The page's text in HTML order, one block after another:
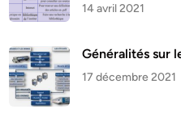
14 avril 2021
Généralités sur
17 décembre 2021